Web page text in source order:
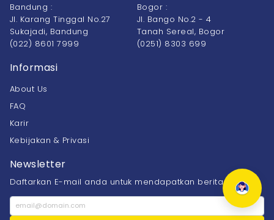
Bandung :
Jl. Karang Tinggal No.27
Sukajadi, Bandung
(022) 8601 7999
Bogor :
Jl. Bango No.2 - 4
Tanah Sereal, Bogor
(0251) 8303 699
Informasi
About Us
FAQ
Karir
Kebijakan & Privasi
Newsletter
Daftarkan E-mail anda untuk mendapatkan berita terbaru